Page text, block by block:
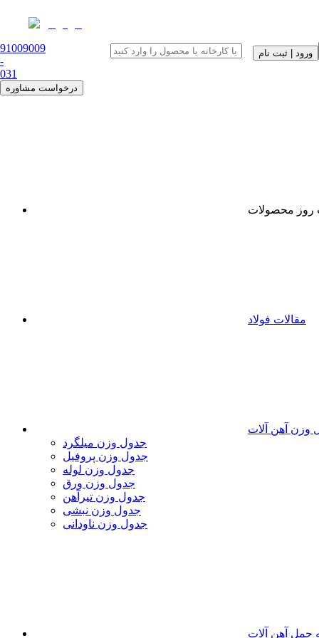
91009009
-
031
درخواست مشاوره
ورود | ثبت نام
روز محصولات
مقالات فولاد
وزن آهن آلات
جدول وزن میلگرد
جدول وزن پروفیل
جدول وزن لوله
جدول وزن ورق
جدول وزن تیرآهن
جدول وزن نبشی
جدول وزن ناودانی
حمل آهن آلات